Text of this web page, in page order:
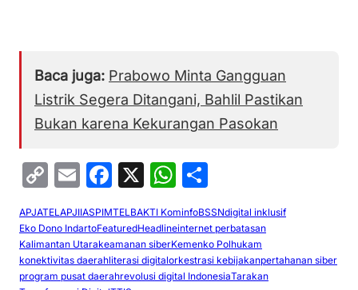
Baca juga: Prabowo Minta Gangguan
Listrik Segera Ditangani, Bahlil Pastikan
Bukan karena Kekurangan Pasokan
C
o
p
y
Li
E
m
ai
l
F
a
c
e
b
X
W
h
at
s
A
h
ar
e
APJATELAPJIIASPIMTELBAKTI KominfoBSSNdigital inklusif
Eko Dono IndartoFeaturedHeadlineinternet perbatasan
Kalimantan Utarakeamanan siberKemenko Polhukam
konektivitas daerahliterasi digitalorkestrasi kebijakanpertahanan siber
program pusat daerahrevolusi digital IndonesiaTarakan